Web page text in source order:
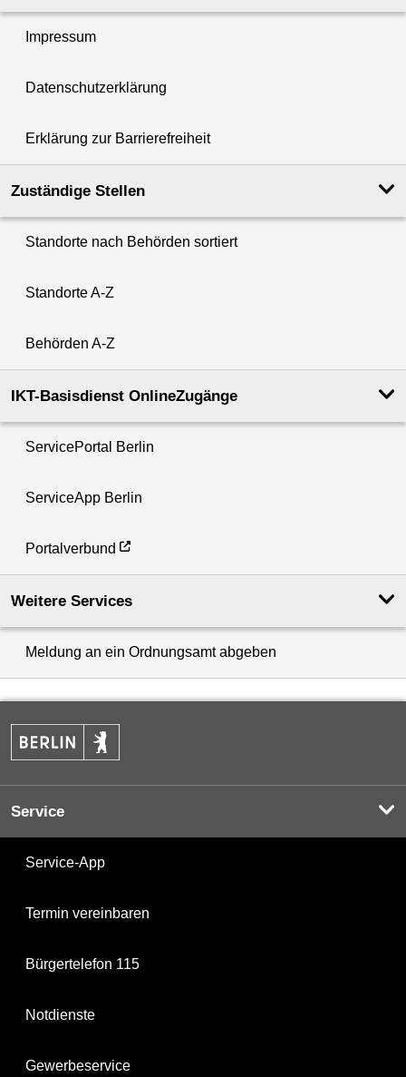
Impressum
Datenschutzerklärung
Erklärung zur Barrierefreiheit
Zuständige Stellen
Standorte nach Behörden sortiert
Standorte A-Z
Behörden A-Z
IKT-Basisdienst OnlineZugänge
ServicePortal Berlin
ServiceApp Berlin
Portalverbund
Weitere Services
Meldung an ein Ordnungsamt abgeben
Service
Service-App
Termin vereinbaren
Bürgertelefon 115
Notdienste
Gewerbeservice